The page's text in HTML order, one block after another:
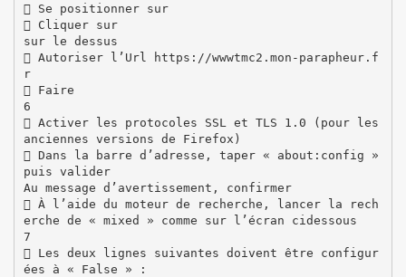
 Se positionner sur
 Cliquer sur
sur le dessus
 Autoriser l’Url https://wwwtmc2.mon-parapheur.f
r
 Faire
6
 Activer les protocoles SSL et TLS 1.0 (pour les
anciennes versions de Firefox)
 Dans la barre d’adresse, taper « about:config »
puis valider
Au message d’avertissement, confirmer
 À l’aide du moteur de recherche, lancer la rech
erche de « mixed » comme sur l’écran cidessous
7
 Les deux lignes suivantes doivent être configur
ées à « False » :